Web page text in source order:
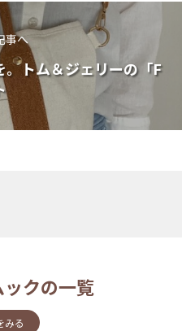
事へ
トム＆ジェリーの「F
クの一覧
みる